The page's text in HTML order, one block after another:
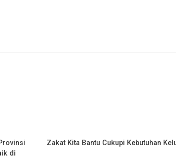
di
Zakat Kita Bantu Cukupi Kebutuhan